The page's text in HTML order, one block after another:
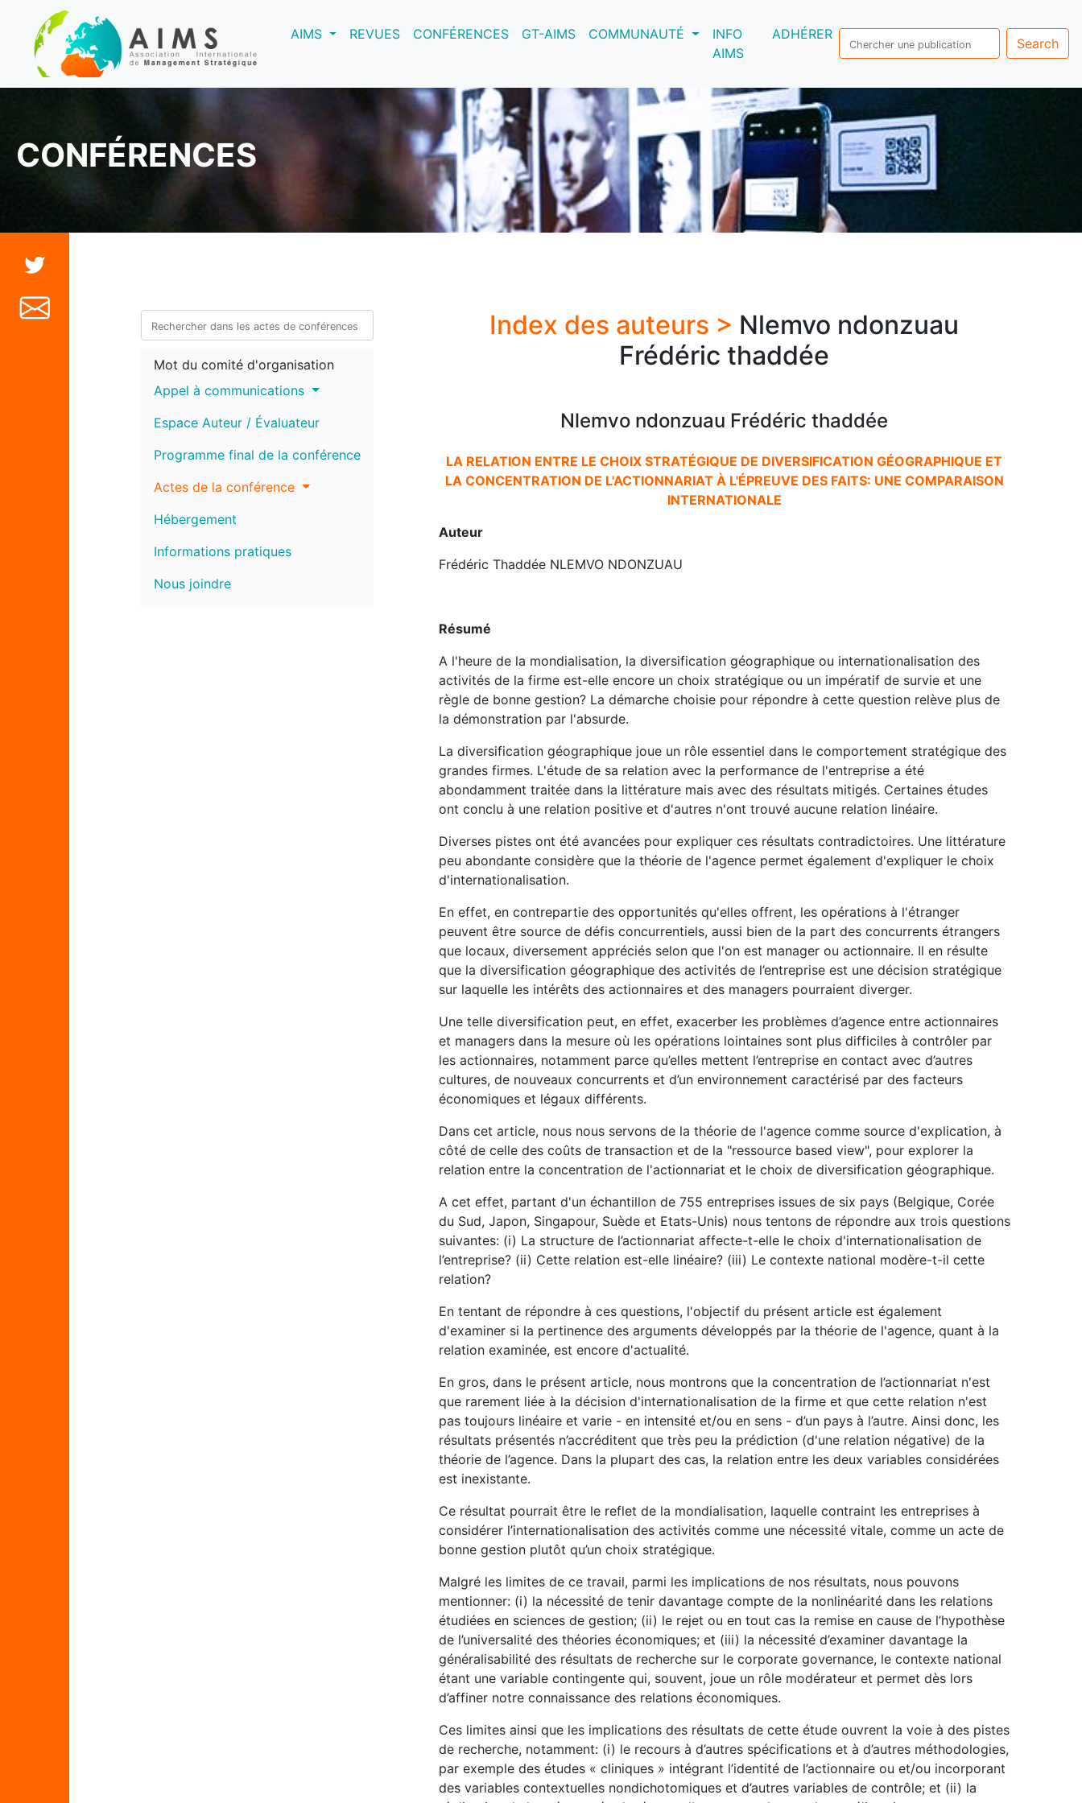
AIMS(current)REVUES CONFÉRENCES GT-AIMS COMMUNAUTÉ
INFO
AIMS
ADHÉRER
Search
CONFÉRENCES
Mot du comité d'organisation
Appel à communications
Espace Auteur / Évaluateur
Programme final de la conférence
Actes de la conférence
Hébergement
Informations pratiques
Nous joindre
Index des auteurs > Nlemvo ndonzuau
Frédéric thaddée
Nlemvo ndonzuau Frédéric thaddée
LA RELATION ENTRE LE CHOIX STRATÉGIQUE DE DIVERSIFICATION GÉOGRAPHIQUE ET
LA CONCENTRATION DE L'ACTIONNARIAT À L'ÉPREUVE DES FAITS: UNE COMPARAISON
INTERNATIONALE
Auteur
Frédéric Thaddée NLEMVO NDONZUAU
Résumé
A l'heure de la mondialisation, la diversification géographique ou internationalisation des
activités de la firme est-elle encore un choix stratégique ou un impératif de survie et une
règle de bonne gestion? La démarche choisie pour répondre à cette question relève plus de
la démonstration par l'absurde.
La diversification géographique joue un rôle essentiel dans le comportement stratégique des
grandes firmes. L'étude de sa relation avec la performance de l'entreprise a été
abondamment traitée dans la littérature mais avec des résultats mitigés. Certaines études
ont conclu à une relation positive et d'autres n'ont trouvé aucune relation linéaire.
Diverses pistes ont été avancées pour expliquer ces résultats contradictoires. Une littérature
peu abondante considère que la théorie de l'agence permet également d'expliquer le choix
d'internationalisation.
En effet, en contrepartie des opportunités qu'elles offrent, les opérations à l'étranger
peuvent être source de défis concurrentiels, aussi bien de la part des concurrents étrangers
que locaux, diversement appréciés selon que l'on est manager ou actionnaire. Il en résulte
que la diversification géographique des activités de l’entreprise est une décision stratégique
sur laquelle les intérêts des actionnaires et des managers pourraient diverger.
Une telle diversification peut, en effet, exacerber les problèmes d’agence entre actionnaires
et managers dans la mesure où les opérations lointaines sont plus difficiles à contrôler par
les actionnaires, notamment parce qu’elles mettent l’entreprise en contact avec d’autres
cultures, de nouveaux concurrents et d’un environnement caractérisé par des facteurs
économiques et légaux différents.
Dans cet article, nous nous servons de la théorie de l'agence comme source d'explication, à
côté de celle des coûts de transaction et de la "ressource based view", pour explorer la
relation entre la concentration de l'actionnariat et le choix de diversification géographique.
A cet effet, partant d'un échantillon de 755 entreprises issues de six pays (Belgique, Corée
du Sud, Japon, Singapour, Suède et Etats-Unis) nous tentons de répondre aux trois questions
suivantes: (i) La structure de l’actionnariat affecte-t-elle le choix d'internationalisation de
l’entreprise? (ii) Cette relation est-elle linéaire? (iii) Le contexte national modère-t-il cette
relation?
En tentant de répondre à ces questions, l'objectif du présent article est également
d'examiner si la pertinence des arguments développés par la théorie de l'agence, quant à la
relation examinée, est encore d'actualité.
En gros, dans le présent article, nous montrons que la concentration de l’actionnariat n'est
que rarement liée à la décision d'internationalisation de la firme et que cette relation n'est
pas toujours linéaire et varie - en intensité et/ou en sens - d’un pays à l’autre. Ainsi donc, les
résultats présentés n’accréditent que très peu la prédiction (d'une relation négative) de la
théorie de l’agence. Dans la plupart des cas, la relation entre les deux variables considérées
est inexistante.
Ce résultat pourrait être le reflet de la mondialisation, laquelle contraint les entreprises à
considérer l’internationalisation des activités comme une nécessité vitale, comme un acte de
bonne gestion plutôt qu’un choix stratégique.
Malgré les limites de ce travail, parmi les implications de nos résultats, nous pouvons
mentionner: (i) la nécessité de tenir davantage compte de la nonlinéarité dans les relations
étudiées en sciences de gestion; (ii) le rejet ou en tout cas la remise en cause de l’hypothèse
de l’universalité des théories économiques; et (iii) la nécessité d’examiner davantage la
généralisabilité des résultats de recherche sur le corporate governance, le contexte national
étant une variable contingente qui, souvent, joue un rôle modérateur et permet dès lors
d’affiner notre connaissance des relations économiques.
Ces limites ainsi que les implications des résultats de cette étude ouvrent la voie à des pistes
de recherche, notamment: (i) le recours à d’autres spécifications et à d’autres méthodologies,
par exemple des études « cliniques » intégrant l’identité de l’actionnaire ou et/ou incorporant
des variables contextuelles nondichotomiques et d’autres variables de contrôle; et (ii) la